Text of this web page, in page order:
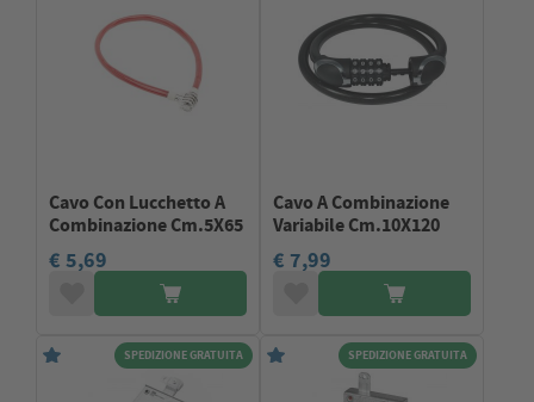
Cavo Con Lucchetto A
Combinazione Cm.5X65
€ 5,69
Cavo A Combinazione
Variabile Cm.10X120
€ 7,99
SPEDIZIONE GRATUITA SPEDIZIONE GRATUITA